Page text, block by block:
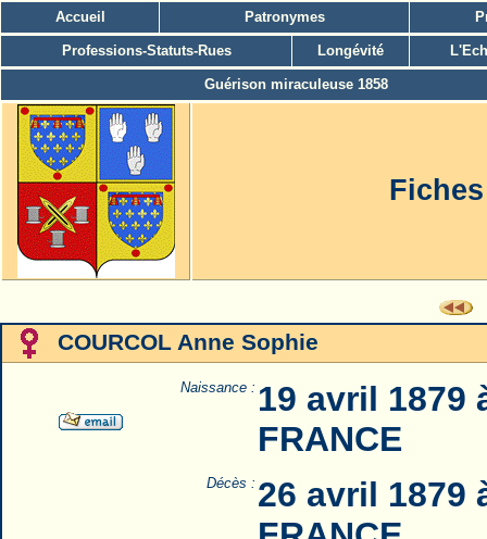
Accueil Patronymes
Professions-Statuts-Rues Longévité
Guérison miraculeuse 1858
COURCOL Anne Sophie
Naissance : 19 avril 1879
FRANCE
Décès : 26 avril 1879